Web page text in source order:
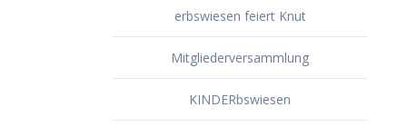
erbswiesen feiert Knut
Mitgliederversammlung
KINDERbswiesen